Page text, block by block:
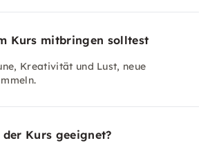
Kurs mitbringen solltest
Kreativität und Lust, neue
Kurs geeignet?